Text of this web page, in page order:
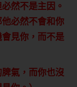
然不是主因。
必然不會和你
見你，而不是
氣，而你也沒